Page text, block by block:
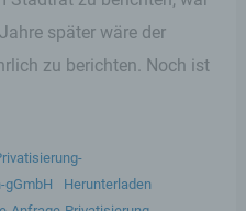
später wäre der
zu berichten. Noch ist
Herunterladen
Daten und
Rückschlüsse auf
(2) die Inhalte
die Werbung für diese